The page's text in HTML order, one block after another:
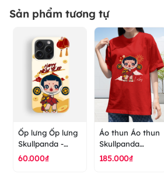
Sản phẩm tương tự
Ốp lưng Ốp lưng
Skullpanda -
Happy new year
60.000₫
Áo thun Áo thun
Skullpanda
Happy New Year
185.000₫